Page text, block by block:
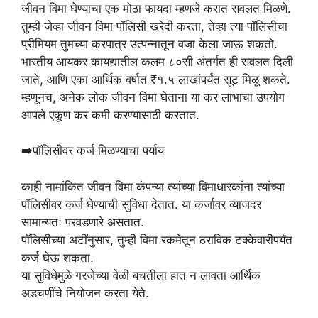
जीवन विमा घेण्याचा एक मोठा फायदा म्हणजे करात सवलत मिळणे.
तुम्ही जेव्हा जीवन विमा पॉलिसी खरेदी करता, तेव्हा त्या पॉलिसीचा
प्रीमियम तुमच्या करपात्र उत्पन्नातून वजा केला जाऊ शकतो.
भारतीय आयकर कायद्यातील कलम ८०सी अंतर्गत ही सवलत दिली
जाते, आणि एका आर्थिक वर्षात ₹१.५ लाखांपर्यंत सूट मिळू शकते.
म्हणूनच, अनेक लोक जीवन विमा घेताना या कर लाभाचा उपयोग
आपले एकूण कर कमी करण्यासाठी करतात.
➡️पॉलिसीवर कर्ज मिळण्याचा पर्याय
काही नामांकित जीवन विमा कंपन्या त्यांच्या विमाधारकांना त्यांच्या
पॉलिसीवर कर्ज घेण्याची सुविधा देतात. या कर्जावर व्याजदर
सामान्यतः परवडणारे असतात.
पॉलिसीच्या अटींनुसार, तुम्ही विमा रकमेतून ठराविक टक्केवारीपर्यंत
कर्ज घेऊ शकता.
या सुविधेमुळे गरजेच्या वेळी बचतीला हात न लावता आर्थिक
अडचणींचे नियोजन करता येते.